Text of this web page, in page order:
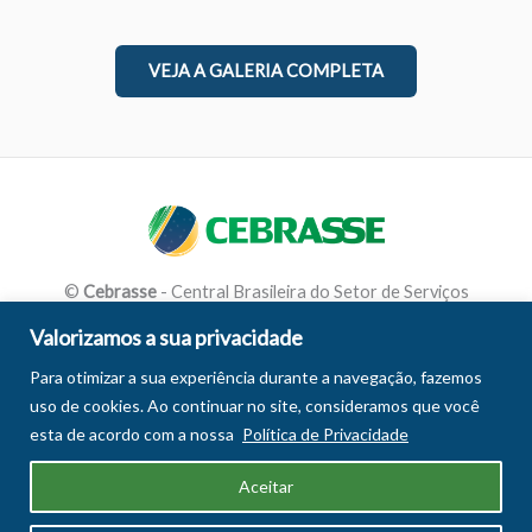
Valorizamos a sua privacidade
Para otimizar a sua experiência durante a navegação, fazemos
uso de cookies. Ao continuar no site, consideramos que você
esta de acordo com a nossa Política de Privacidade
Aceitar
VEJA A GALERIA COMPLETA
© Cebrasse- Central Brasileira do Setor de Serviços
Facebook
LinkedIn
Youtube
Instagram
© 2026 Cebrasse